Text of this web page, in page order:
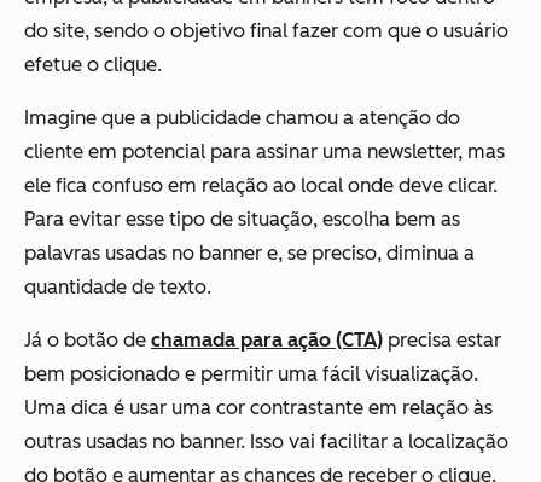
do site, sendo o objetivo final fazer com que o usuário
efetue o clique.
Imagine que a publicidade chamou a atenção do
cliente em potencial para assinar uma newsletter, mas
ele fica confuso em relação ao local onde deve clicar.
Para evitar esse tipo de situação, escolha bem as
palavras usadas no banner e, se preciso, diminua a
quantidade de texto.
Já o botão de chamada para ação (CTA) precisa estar
bem posicionado e permitir uma fácil visualização.
Uma dica é usar uma cor contrastante em relação às
outras usadas no banner. Isso vai facilitar a localização
do botão e aumentar as chances de receber o clique.